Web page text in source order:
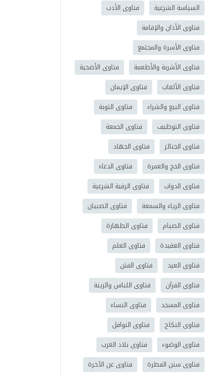
السياسة الشرعية
فتاوى الأدب
فتاوى الأذان والإقامة
فتاوى الأسرة والمجتمع
فتاوى الأشربة والأطعمة
فتاوى الأضحية
فتاوى الألعاب
فتاوى الإيمان
فتاوى البيع والشراء
فتاوى التوبة
فتاوى التوظيف
فتاوى الجمعة
فتاوى الجنائز
فتاوى الجهاد
فتاوى الحج والعمرة
فتاوى الدعاء
فتاوى الدواب
فتاوى الرقية الشرعية
فتاوى الرياء والسمعة
فتاوى الصبيان
فتاوى الصيام
فتاوى الطهارة
فتاوى العقيدة
فتاوى العلم
فتاوى العيد
فتاوى الفتن
فتاوى القرآن
فتاوى اللباس والزينة
فتاوى المسجد
فتاوى النساء
فتاوى النكاح
فتاوى النوافل
فتاوى الوضوء
فتاوى بلاد الغرب
فتاوى سنن الفطرة
فتاوى عن الآخرة